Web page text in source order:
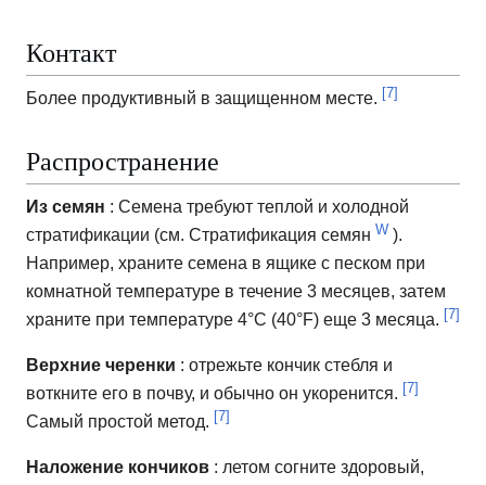
Контакт
Более продуктивный в защищенном месте. [7]
Распространение
Из семян : Семена требуют теплой и холодной
стратификации (см. Стратификация семян W ).
Например, храните семена в ящике с песком при
комнатной температуре в течение 3 месяцев, затем
храните при температуре 4°C (40°F) еще 3 месяца. [7]
Верхние черенки : отрежьте кончик стебля и
воткните его в почву, и обычно он укоренится. [7]
Самый простой метод. [7]
Наложение кончиков : летом согните здоровый,